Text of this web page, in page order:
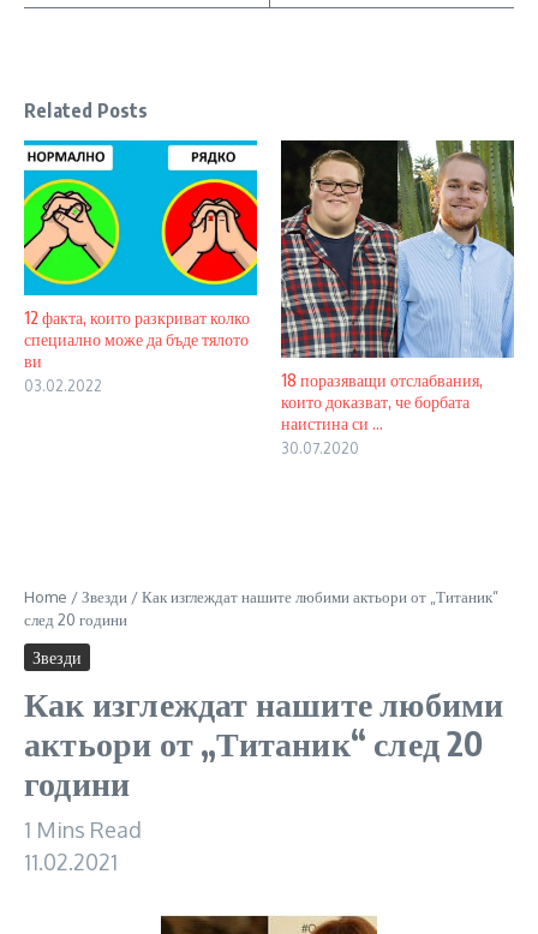
Related Posts
12 факта, които разкриват колко
специално може да бъде тялото
ви
03.02.2022
18 поразяващи отслабвания,
които доказват, че борбата
наистина си ...
30.07.2020
Home /Звезди /Как изглеждат нашите любими актьори от „Титаник“
след 20 години
Звезди
Как изглеждат нашите любими
актьори от „Титаник“ след 20
години
1 Mins Read
11.02.2021